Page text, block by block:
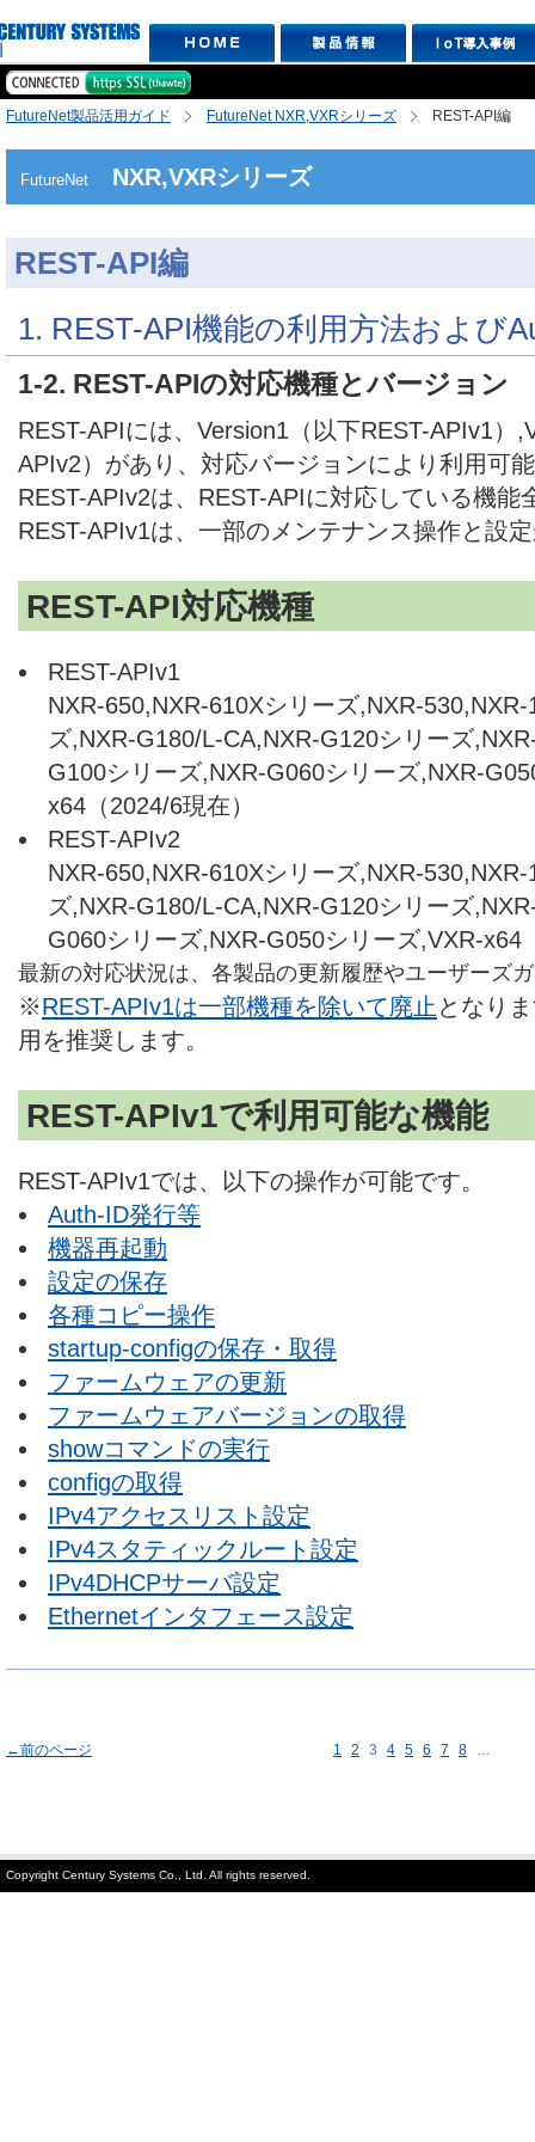
FutureNet製品活用ガイド FutureNet NXR,VXRシリーズ REST-API編
FutureNet NXR,VXRシリーズ
REST-API編
1. REST-API機能の利用方法および
1-2. REST-APIの対応機種とバージョン
REST-APIには、Version1（以下REST-APIv1）
APIv2）があり、対応バージョンにより利用可
REST-APIv2は、REST-APIに対応している機能
REST-APIv1は、一部のメンテナンス操作と設
REST-API対応機種
REST-APIv1
NXR-650,NXR-610Xシリーズ,NXR-
ズ,NXR-G180/L-CA,NXR-G120シリーズ
G100シリーズ,NXR-G060シリーズ,NXR-
x64（2024/6現在）
REST-APIv2
NXR-650,NXR-610Xシリーズ,NXR-
ズ,NXR-G180/L-CA,NXR-G120シリーズ
G060シリーズ,NXR-G050シリーズ,VXR-x64
最新の対応状況は、各製品の更新履歴やユーザーズ
※REST-APIv1は一部機種を除いて廃止 となり
用を推奨します。
REST-APIv1で利用可能な機能
REST-APIv1では、以下の操作が可能です。
Auth-ID発行等
機器再起動
設定の保存
各種コピー操作
startup-configの保存・取得
ファームウェアの更新
ファームウェアバージョンの取得
showコマンドの実行
configの取得
IPv4アクセスリスト設定
IPv4スタティックルート設定
IPv4DHCPサーバ設定
Ethernetインタフェース設定
←前のページ 1 2 3 4 5 6 7 8 …
Copyright Century Systems Co., Ltd. All rights reserved.